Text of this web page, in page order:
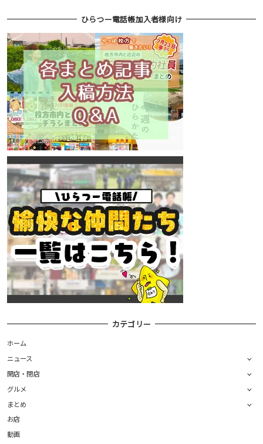
ひらつー電話帳加入者様向け
カテゴリー
ホーム
ニュース
開店・閉店
グルメ
まとめ
お店
動画